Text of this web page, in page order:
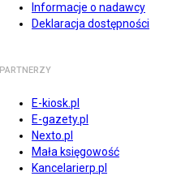
Informacje o nadawcy
Deklaracja dostępności
PARTNERZY
E-kiosk.pl
E-gazety.pl
Nexto.pl
Mała księgowość
Kancelarierp.pl